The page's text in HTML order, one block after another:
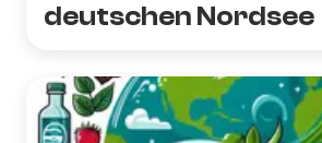
deutschen Nordsee